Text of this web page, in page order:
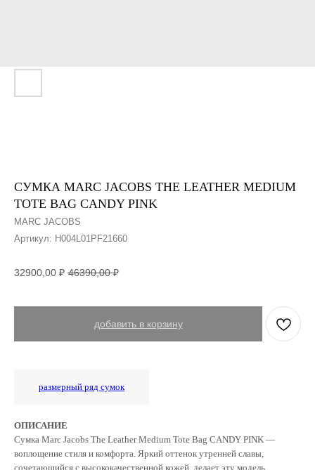
СУМКА MARC JACOBS THE LEATHER MEDIUM
TOTE BAG CANDY PINK
MARC JACOBS
Артикул: H004L01PF21660
32900,00 ₽ 46390,00 ₽
добавить в корзину
размерный ряд сумок
ОПИСАНИЕ
Сумка Marc Jacobs The Leather Medium Tote Bag CANDY PINK —
воплощение стиля и комфорта. Яркий оттенок утренней славы,
сочетающийся с высококачественной кожей, делает эту модель